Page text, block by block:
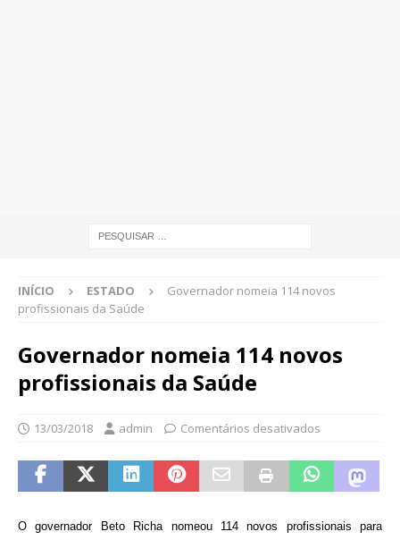
INÍCIO ESTADO
Governador nomeia 114 novos
profissionais da Saúde
Governador nomeia 114 novos
profissionais da Saúde
13/03/2018 admin Comentários desativados
O governador Beto Richa nomeou 114 novos profissionais para